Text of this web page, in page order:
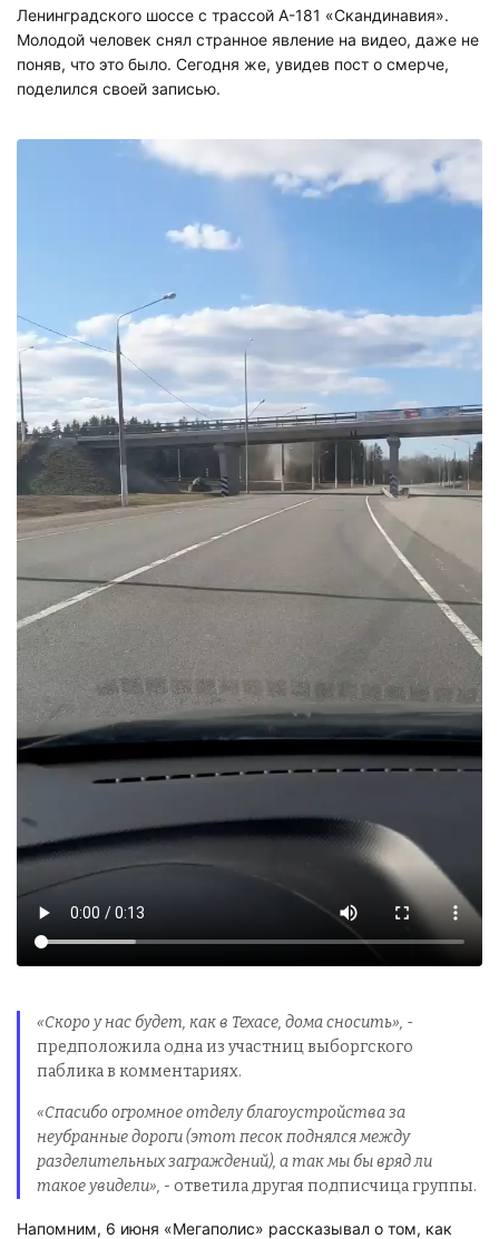
Ленинградского шоссе с трассой А-181 «Скандинавия».
Молодой человек снял странное явление на видео, даже не
поняв, что это было. Сегодня же, увидев пост о смерче,
поделился своей записью.
«Скоро у нас будет, как в Техасе, дома сносить», -
предположила одна из участниц выборгского
паблика в комментариях.
«Спасибо огромное отделу благоустройства за
неубранные дороги (этот песок поднялся между
разделительных заграждений), а так мы бы вряд ли
такое увидели», - ответила другая подписчица группы.
Напомним, 6 июня «Мегаполис» рассказывал о том, как